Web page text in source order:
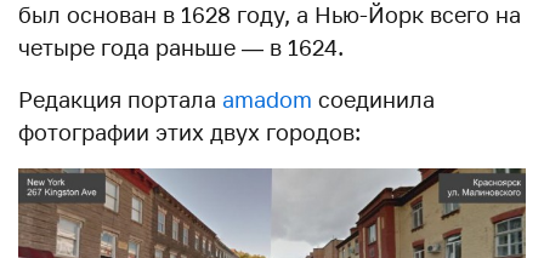
был основан в 1628 году, а Нью-Йорк всего на
четыре года раньше — в 1624.
Редакция портала amadom соединила
фотографии этих двух городов: